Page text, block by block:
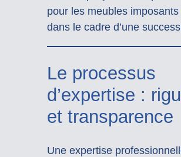
pour les meubles imposants
dans le cadre d’une
Le processus
d’expertise :
et transparence
Une expertise